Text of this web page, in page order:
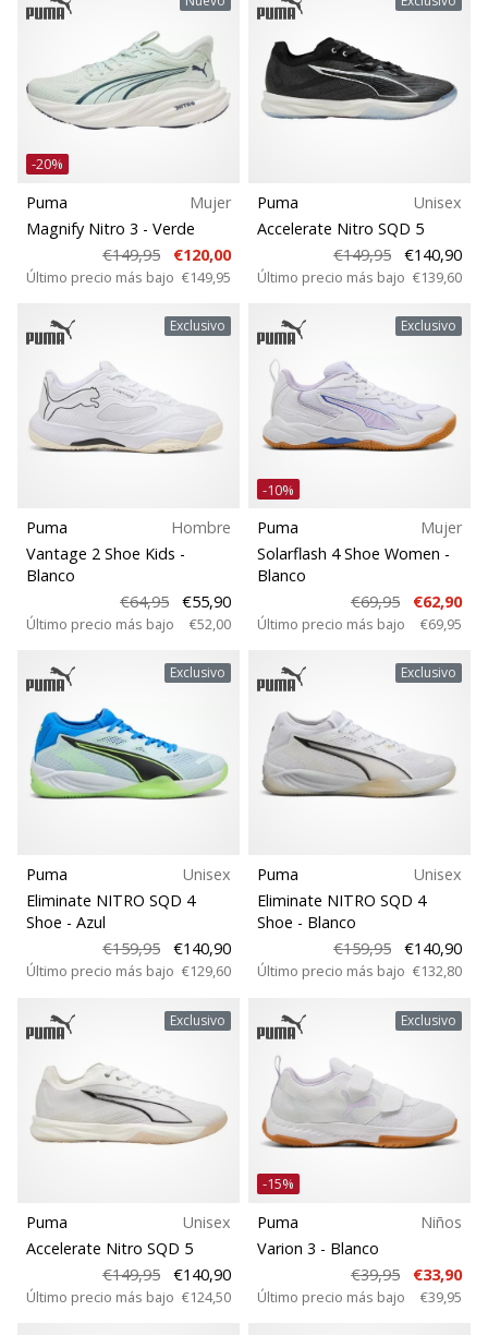
-20%
Puma
Mujer
Magnify Nitro 3 - Verde
€149,95
€120,00
Último precio más bajo €149,95
Puma
Unisex
Accelerate Nitro SQD 5
€149,95
€140,90
Último precio más bajo €139,60
Exclusivo
Puma
Hombre
Vantage 2 Shoe Kids -
Blanco
€64,95
€55,90
Último precio más bajo €52,00
Exclusivo
-10%
Puma
Mujer
Solarflash 4 Shoe Women -
Blanco
€69,95
€62,90
Último precio más bajo €69,95
Exclusivo
Puma
Unisex
Eliminate NITRO SQD 4
Shoe - Azul
€159,95
€140,90
Último precio más bajo €129,60
Exclusivo
Puma
Unisex
Eliminate NITRO SQD 4
Shoe - Blanco
€159,95
€140,90
Último precio más bajo €132,80
Exclusivo
Puma
Unisex
Accelerate Nitro SQD 5
€149,95
€140,90
Último precio más bajo €124,50
Exclusivo
-15%
Puma
Niños
Varion 3 - Blanco
€39,95
€33,90
Último precio más bajo €39,95